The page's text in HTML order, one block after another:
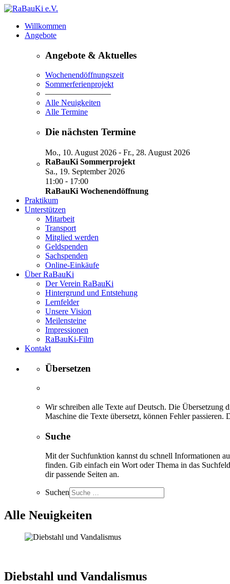
Willkommen
Angebote
Angebote & Aktuelles
Wochenendöffnungszeit
Sommerferienprojekt
————————
Alle Neuigkeiten
Alle Termine
Die nächsten Termine
Mo., 10. August 2026 - Fr., 28. August 2026
RaBauKi Sommerprojekt
Sa., 19. September 2026
11:00 - 17:00
RaBauKi Wochenendöffnung
Praktikum
Unterstützen
Mitarbeit
Transport
Mitglied werden
Geldspenden
Sachspenden
Online-Einkäufe
Über RaBauKi
Der Verein RaBauKi
Hintergrund und Entstehung
Lernfelder
Unsere Vision
Meilensteine
Impressionen
RaBauKi-Film
Kontakt
Übersetzen
Wir schreiben alle Texte auf Deutsch. Die Übersetzung
Maschine die Texte übersetzt, können Fehler passieren.
Suche
Mit der Suchfunktion kannst du schnell Informationen
finden. Gib einfach ein Wort oder Thema in das
dir passende Seiten an.
Suchen
Alle Neuigkeiten
Diebstahl und Vandalismus